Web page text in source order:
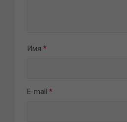
Имя *
E-mail *